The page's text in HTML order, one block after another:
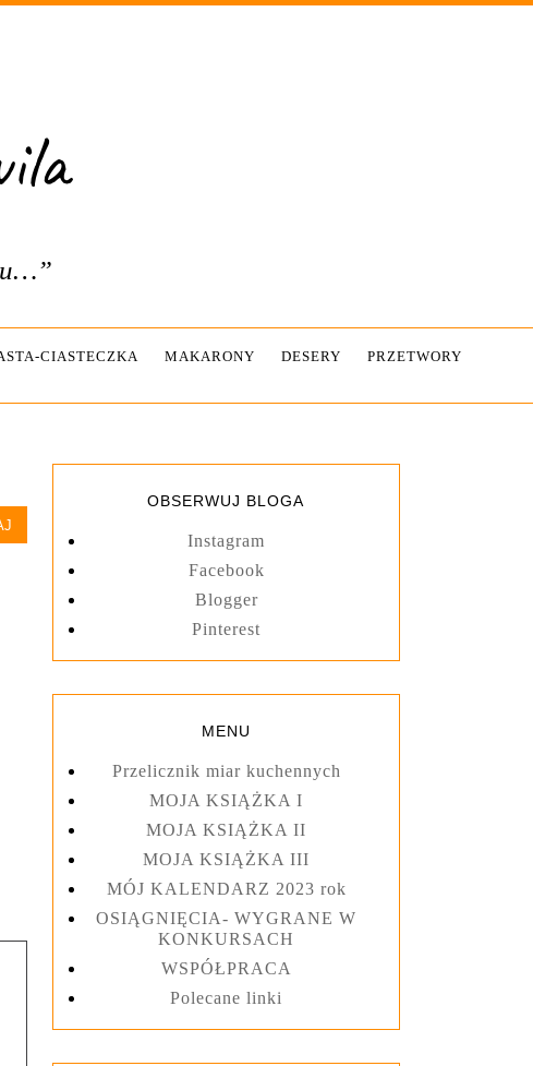
CIASTECZKA MAKARONY DESERY
PRZETWORY
OBSERWUJ BLOGA
Instagram
Facebook
Blogger
Pinterest
MENU
Przelicznik miar kuchennych
MOJA KSIĄŻKA I
MOJA KSIĄŻKA II
MOJA KSIĄŻKA III
MÓJ KALENDARZ 2023 rok
OSIĄGNIĘCIA- WYGRANE W
KONKURSACH
WSPÓŁPRACA
Polecane linki